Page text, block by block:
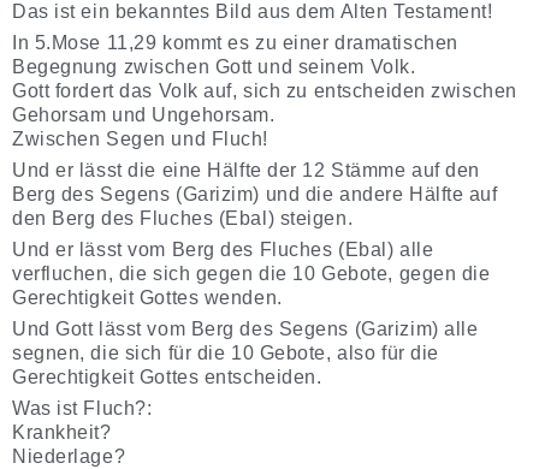
Das ist ein bekanntes Bild aus dem Alten Testament!
In 5.Mose 11,29 kommt es zu einer dramatischen
Begegnung zwischen Gott und seinem Volk.
Gott fordert das Volk auf, sich zu entscheiden zwischen
Gehorsam und Ungehorsam.
Zwischen Segen und Fluch!
Und er lässt die eine Hälfte der 12 Stämme auf den
Berg des Segens (Garizim) und die andere Hälfte auf
den Berg des Fluches (Ebal) steigen.
Und er lässt vom Berg des Fluches (Ebal) alle
verfluchen, die sich gegen die 10 Gebote, gegen die
Gerechtigkeit Gottes wenden.
Und Gott lässt vom Berg des Segens (Garizim) alle
segnen, die sich für die 10 Gebote, also für die
Gerechtigkeit Gottes entscheiden.
Was ist Fluch?:
Krankheit?
Niederlage?